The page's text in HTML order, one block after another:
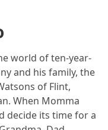
world of ten-year-
and his family, the
of Flint,
When Momma
decide its time for a